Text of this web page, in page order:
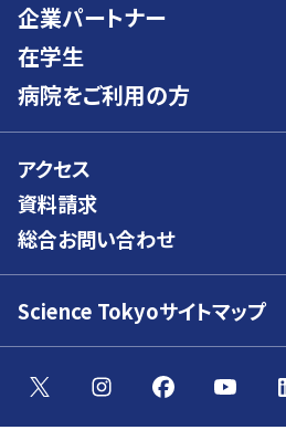
企業パートナー
在学生
病院をご利用の方
アクセス
資料請求
総合お問い合わせ
Science Tokyoサイトマップ